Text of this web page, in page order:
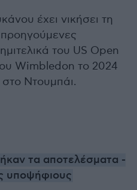
έχει νικήσει τη
προηγούμενες
του US Open
Wimbledon το 2024
Ντουμπάι.
τα αποτελέσματα -
υποψήφιους